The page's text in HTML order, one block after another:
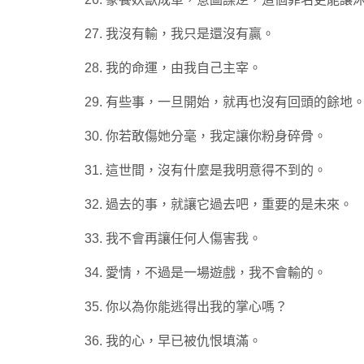
27. 我沒有輸，我只是還沒有贏。
28. 我的命運，由我自己主宰。
29. 有些事，一旦開始，就再也沒有回頭的餘地
30. 你若敢傷她分毫，我定讓你粉身碎骨。
31. 這世間，沒有什麼是我明意得不到的。
32. 過去的事，就讓它過去吧，重要的是未來。
33. 我不會再讓任何人傷害我。
34. 愛情，不過是一場遊戲，我不會輸的。
35. 你以為你能逃得出我的掌心嗎？
36. 我的心，早已被仇恨填滿。